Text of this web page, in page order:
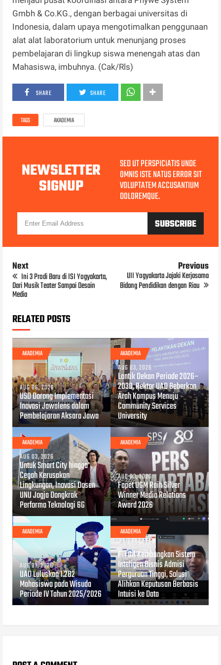
Gmbh & Co.KG., dengan berbagai universitas di
Indonesia, dalam upaya mengotimalkan penggunaan
alat alat laboratorium untuk menunjang proses
pembelajaran di lingkup siswa menengah atas dan
Mahasiswa, imbuhnya. (Cak/Rls)
SHARE SHARE
TAGS AKADEMIA
NEWSLETTER
SIGNUP
SED UT PERSPICIATIS UNDE
OMNIS ISTE NATUS ERROR SIT
VOLUPTATEM ACCUSANTIUM
DOLOREMQUE.
Next
Ini 3 Prodi Baru di ISI Yogyakarta,
Dari Musik Teater Sampai Desain
Media
Previous
UII Yogyakarta Jajaki Kerjasama
Bidang Pendidikan dengan Riau
RELATED POSTS
AKADEMIA
AUG 06, 2026
USD Dorong Implementasi
Inovasi Jawalens dalam
Pembelajaran Aksara Jawa
AKADEMIA
AUG 03, 2026
Lantik Dekan Periode 2026–
2030, Rektor UAD Beberkan
Arah Kampus Menuju
Community Services
University
AKADEMIA
AUG 03, 2026
Untuk Smart City hingga
Cegah Kerusakan
Lingkungan, Inovasi Dosen
UNU Jogja Dongkrak
Performa Teknologi 6G
AKADEMIA
AUG 03, 2026
Fapet UGM Raih Silver
Winner Media Relations
Award 2026
AKADEMIA
AUG 01, 2026
UAD Luluskan 1.282
Mahasiswa pada Wisuda
Periode IV Tahun 2025/2026
AKADEMIA
JUL 30, 2026
FTI UII Kembangkan Sistem
Inteligen Bisnis Admisi
Perguruan Tinggi, Solusi
Alihkan Keputusan Berbasis
Intuisi ke Data